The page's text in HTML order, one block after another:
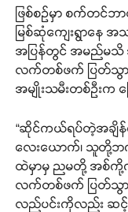
ဖြစ်စဉ်မှာ စက်တင်
မြစ်ဆုံကျေးရွာန
အပြန်တွင် အမည်မသိ
လက်တစ်ဖက် ပြတ်သွား
အမျိုးသမီးတစ်ဦးက ပ
“ဆိုင်ကယ်ရပ်တဲ့အချိ
လေးယောက်၊ သူတို့
ထဲမှာမှ ညမတို့ အစ်ကို့ကို
လက်တစ်ဖက် ပြတ်သွ
လည်ပင်းကိုလည်း ဆ